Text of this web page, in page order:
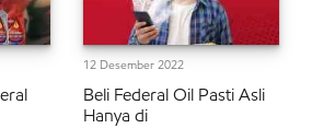
12 Desember 2022
Beli Federal Oil Pasti Asli
Hanya di